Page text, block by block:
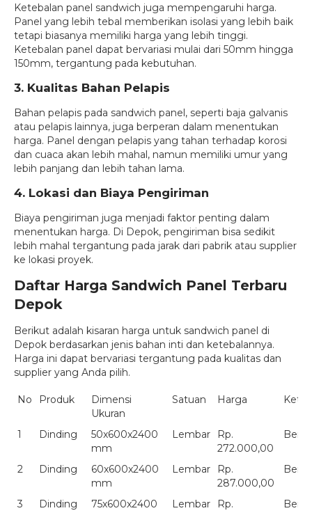
Ketebalan panel sandwich juga mempengaruhi harga.
Panel yang lebih tebal memberikan isolasi yang lebih baik
tetapi biasanya memiliki harga yang lebih tinggi.
Ketebalan panel dapat bervariasi mulai dari 50mm hingga
150mm, tergantung pada kebutuhan.
3. Kualitas Bahan Pelapis
Bahan pelapis pada sandwich panel, seperti baja galvanis
atau pelapis lainnya, juga berperan dalam menentukan
harga. Panel dengan pelapis yang tahan terhadap korosi
dan cuaca akan lebih mahal, namun memiliki umur yang
lebih panjang dan lebih tahan lama.
4. Lokasi dan Biaya Pengiriman
Biaya pengiriman juga menjadi faktor penting dalam
menentukan harga. Di Depok, pengiriman bisa sedikit
lebih mahal tergantung pada jarak dari pabrik atau supplier
ke lokasi proyek.
Daftar Harga Sandwich Panel Terbaru
Depok
Berikut adalah kisaran harga untuk sandwich panel di
Depok berdasarkan jenis bahan inti dan ketebalannya.
Harga ini dapat bervariasi tergantung pada kualitas dan
supplier yang Anda pilih.
No Produk
Dimensi
Ukuran
Satuan Harga
1 Dinding
50x600x2400
mm
Lembar
Rp.
272.000,00
2 Dinding
60x600x2400
mm
Lembar
Rp.
287.000,00
3 Dinding
75x600x2400
Lembar
Rp.